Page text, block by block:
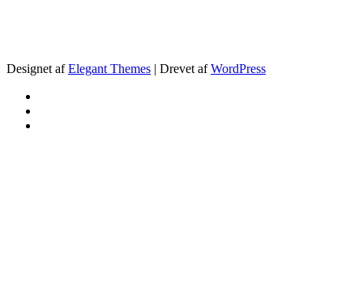
Designet afElegant Themes | Drevet afWordPress